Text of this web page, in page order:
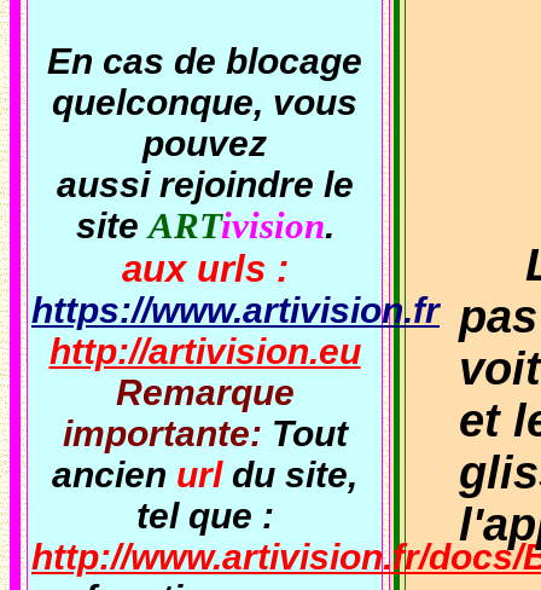
En cas de blocage
quelconque, vous
pouvez
aussi rejoindre le
siteARTivision.
aux urls :
https://www.artivision.fr
http://artivision.eu
Remarque
importante: Tout
ancien urldu site,
tel que :
http://www.artivision.fr/docs/
et